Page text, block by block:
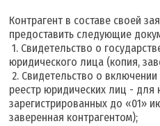
Контрагент в составе своей
предоставить следующие
1. Свидетельство о
юридического лица (копия,
2. Свидетельство о
реестр юридических лиц - для
зарегистрированных до «01»
заверенная контрагентом);